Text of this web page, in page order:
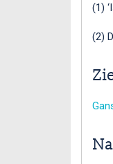
(1)
(2)